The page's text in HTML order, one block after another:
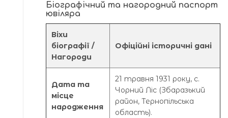
Біографічний та нагородний паспорт
ювіляра
Віхи
біографії /
Нагороди
Офіційні історичні дані
Дата та
місце
народження
21 травня 1931 року, с.
Чорний Ліс (Збаразький
район, Тернопільська
область).